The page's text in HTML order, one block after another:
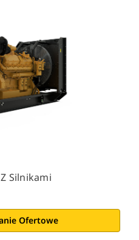
Silnikami
Ofertowe